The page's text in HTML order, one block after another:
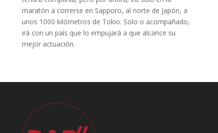
maratón a correrse en Sapporo, al norte de Japón, a
unos 1000 kilómetros de Tokio. Solo o acompañado,
irá con un país que lo empujará a que alcance su
mejor actuación.